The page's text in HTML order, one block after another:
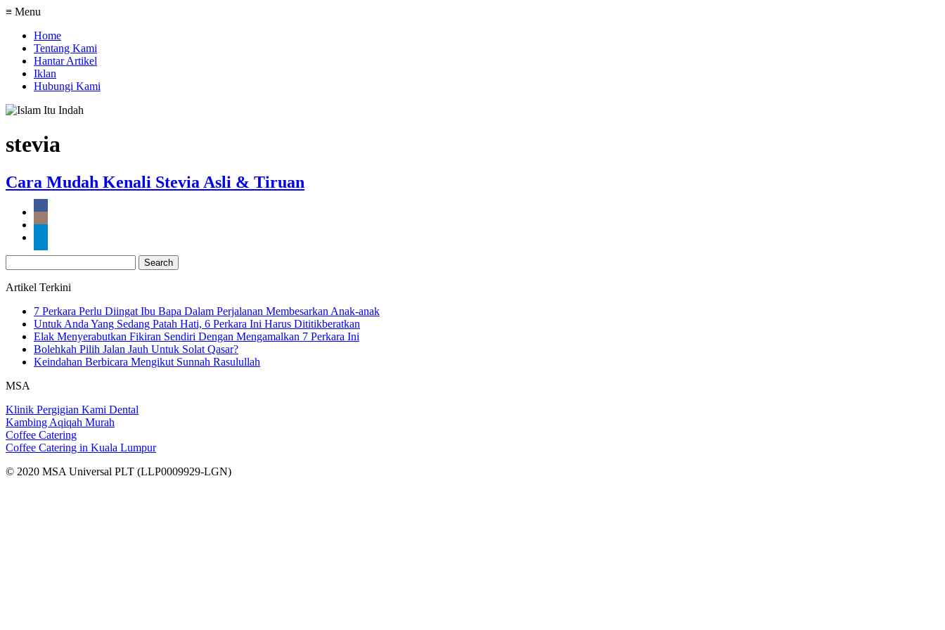
≡ Menu
Home
Tentang Kami
Hantar Artikel
Iklan
Hubungi Kami
stevia
Cara Mudah Kenali Stevia Asli & Tiruan
for:
Artikel Terkini
7 Perkara Perlu Diingat Ibu Bapa Dalam Perjalanan Membesarkan Anak-anak
Untuk Anda Yang Sedang Patah Hati, 6 Perkara Ini Harus Dititikberatkan
Elak Menyerabutkan Fikiran Sendiri Dengan Mengamalkan 7 Perkara Ini
Bolehkah Pilih Jalan Jauh Untuk Solat Qasar?
Keindahan Berbicara Mengikut Sunnah Rasulullah
MSA
Klinik Pergigian Kami Dental
Kambing Aqiqah Murah
Coffee Catering
Coffee Catering in Kuala Lumpur
© 2020 MSA Universal PLT (LLP0009929-LGN)